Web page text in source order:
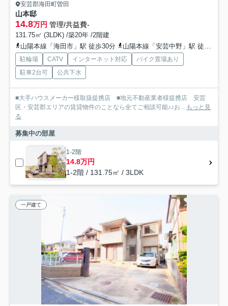
安芸郡海田町曽田
山本邸
14.8万円 管理/共益費-
131.75㎡ (3LDK) /築20年 /2階建
山陽本線「海田市」駅 徒歩30分
山陽本線「安芸中野」駅 徒歩36分
駐輪場 CATV インターネット対応
バイク置場あり
駐車2台可
公共下水
■大手ハウスメーカー様取扱提携店 ■地元不動産業者様提携店 安芸
区・安芸郡エリアの賃貸物件のことなら全てご相談可能♪♪お... もっと見
る
募集中の部屋
1-2階
14.8万円
1-2階 / 131.75㎡ / 3LDK
一戸建て